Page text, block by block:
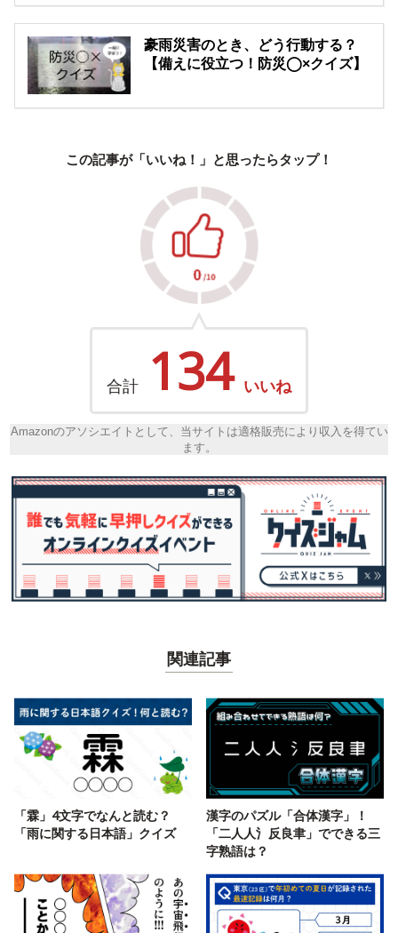
豪雨災害のとき、どう行動する？
【備えに役立つ！防災◯×クイズ】
この記事が「いいね！」と思ったらタップ！
合計 134 いいね
Amazonのアソシエイトとして、当サイトは適格販売により収入を得てい
ます。
関連記事
「霖」4文字でなんと読む？
「雨に関する日本語」クイズ
漢字のパズル「合体漢字」！
「二人人氵反良聿」でできる三
字熟語は？